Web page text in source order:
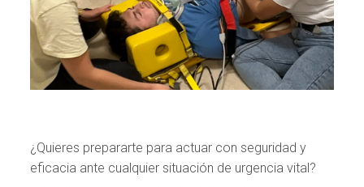
¿Quieres prepararte para actuar con seguridad y
eficacia ante cualquier situación de urgencia vital?